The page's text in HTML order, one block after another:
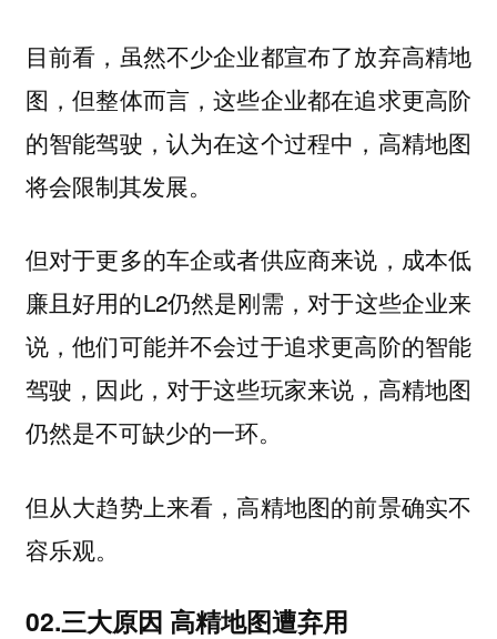
目前看，虽然不少企业都宣布了放弃高精地
图，但整体而言，这些企业都在追求更高阶
的智能驾驶，认为在这个过程中，高精地图
将会限制其发展。
但对于更多的车企或者供应商来说，成本低
廉且好用的L2仍然是刚需，对于这些企业来
说，他们可能并不会过于追求更高阶的智能
驾驶，因此，对于这些玩家来说，高精地图
仍然是不可缺少的一环。
但从大趋势上来看，高精地图的前景确实不
容乐观。
02.三大原因 高精地图遭弃用